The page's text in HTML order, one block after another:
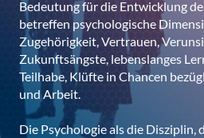
Bedeutung für die Entwicklung
betreffen psychologische
Zugehörigkeit, Vertrauen,
Zukunftsängste, lebenslanges
Teilhabe, Klüfte in Chancen
und Arbeit.
Die Psychologie als die Disziplin,